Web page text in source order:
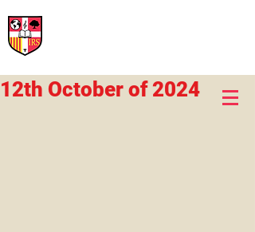
12th October of 2024